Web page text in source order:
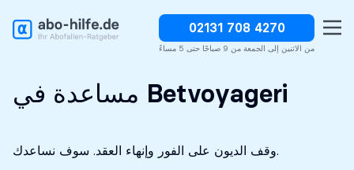
02131 708 4270
من الاثنين إلى الجمعة من 9 صباحًا حتى 5 مساءً
التحليل الأولي مجاني سرية تماما وقف الديون على الفور
مساعدة في Betvoyageri
وقف الديون على الفور وإنهاء العقد. سوف نساعدك.